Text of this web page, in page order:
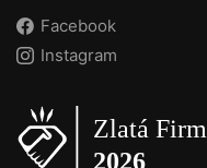
Facebook
Instagram